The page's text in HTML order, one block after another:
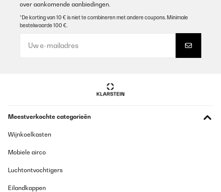
over aankomende aanbiedingen.
*De korting van 10 € is niet te combineren met andere coupons. Minimale
bestelwaarde 100 €.
Meestverkochte categorieën
Wijnkoelkasten
Mobiele airco
Luchtontvochtigers
Eilandkappen